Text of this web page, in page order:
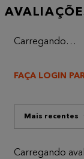
Carregando…
FAÇA LOGIN
Mais recentes
Carregando